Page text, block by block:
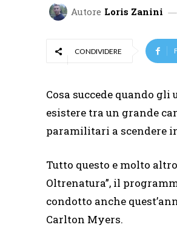
Autore Loris Zanini
CONDIVIDERE
Cosa succede quando
esistere tra un grande
paramilitari a scendere
Tutto questo e molto
Oltrenatura”, il
condotto anche
Carlton Myers.